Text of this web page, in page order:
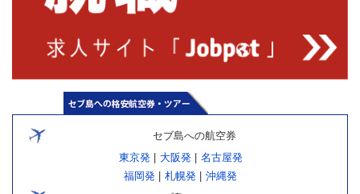
セブ島への航空券
東京発| 大阪発| 名古屋発
福岡発
札幌発
沖縄発